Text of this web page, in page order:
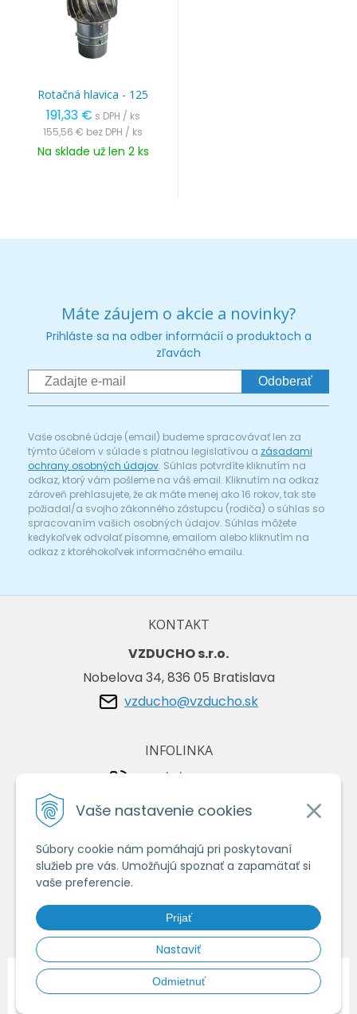
Vaše nastavenie cookies
Súbory cookie nám pomáhajú pri poskytovaní
služieb pre vás. Umožňujú spoznať a zapamätať si
vaše preferencie.
Prijať
Nastaviť
Odmietnuť
Rotačná hlavica - 125
191,33 € s DPH / ks
155,56 € bez DPH / ks
Na sklade už len 2 ks
Máte záujem o akcie a novinky?
Prihláste sa na odber informácií o produktoch a
zľavách
Odoberať
Vaše osobné údaje (email) budeme spracovávať len za
týmto účelom v súlade s platnou legislatívou a zásadami
ochrany osobných údajov. Súhlas potvrdíte kliknutím na
odkaz, ktorý vám pošleme na váš email. Kliknutím na odkaz
zároveň prehlasujete, že ak máte menej ako 16 rokov, tak ste
požiadal/a svojho zákonného zástupcu (rodiča) o súhlas so
spracovaním vašich osobných údajov. Súhlas môžete
kedykoľvek odvolať písomne, emailom alebo kliknutím na
odkaz z ktoréhokoľvek informačného emailu.
KONTAKT
VZDUCHO s.r.o.
Nobelova 34, 836 05 Bratislava
vzducho@vzducho.sk
INFOLINKA
+421/2/4464 0134
+421/903 729 042
VŠETKO O NÁKUPE
Obchodné podmienky
Ochrana osobných údajov
Ako nakupovať
© 2026 Vzduchoshop.sk - Váš obchod so vzduchotechnikou •
tvorba